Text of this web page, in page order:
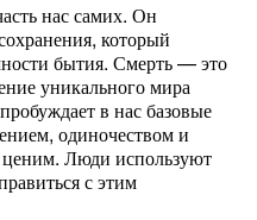
нас самих. Он
который
бытия. Смерть — это
уникального мира
в нас базовые
одиночеством и
Люди используют
с этим